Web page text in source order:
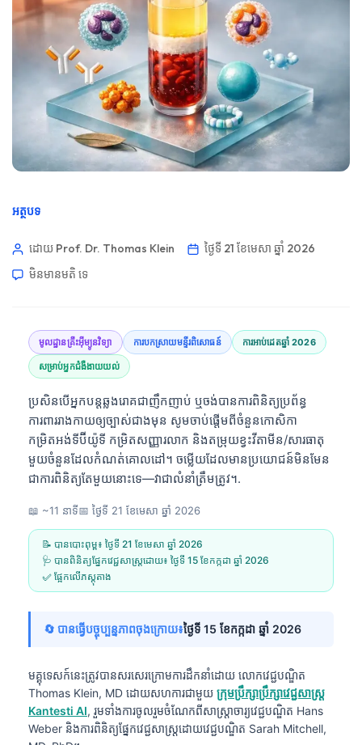
អត្ថបទ
ដោយ Prof. Dr. Thomas Klein
ថ្ងៃទី 21 ខែមេសា ឆ្នាំ 2026
មិនមាន​មតិ​ ទេ
មូលដ្ឋានគ្រឹះអ៊ីម្យូនវិទ្យា ការបកស្រាយមន្ទីរពិសោធន៍ ការអាប់ដេតឆ្នាំ 2026
សម្រាប់អ្នកជំងឺងាយយល់
ប្រសិនបើអ្នកបន្តឆ្លងរោគជាញឹកញាប់ ឬចង់បានការពិនិត្យប្រព័ន្ធ
ការពាររាងកាយឲ្យច្បាស់ជាងមុន សូមចាប់ផ្តើមពីចំនួនកោសិកា
កម្រិតអង់ទីប៊ីយ៉ូទី កម្រិតសញ្ញារលាក និងតម្រុយខ្វះវីតាមីន/សារធាតុ
មួយចំនួនដែលកំណត់គោលដៅ។ ចម្លើយដែលមានប្រយោជន៍មិនមែន
ជាការពិនិត្យតែមួយនោះទេ—វាជាលំនាំត្រឹមត្រូវ។.
📖 ~11 នាទី📅 ថ្ងៃទី 21 ខែមេសា ឆ្នាំ 2026
📝 បានបោះពុម្ព៖ ថ្ងៃទី 21 ខែមេសា ឆ្នាំ 2026
🩺 បានពិនិត្យផ្នែកវេជ្ជសាស្ត្រដោយ៖ ថ្ងៃទី 15 ខែកក្កដា ឆ្នាំ 2026
✅ ផ្អែកលើភស្តុតាង
🔄 បានធ្វើបច្ចុប្បន្នភាពចុងក្រោយ៖ថ្ងៃទី 15 ខែកក្កដា ឆ្នាំ 2026
មគ្គុទេសក៍នេះត្រូវបានសរសេរក្រោមការដឹកនាំដោយ លោកវេជ្ជបណ្ឌិត
Thomas Klein, MD ដោយសហការជាមួយ ក្រុមប្រឹក្សាប្រឹក្សាវេជ្ជសាស្ត្រ
Kantesti AI, រួមទាំងការចូលរួមចំណែកពីសាស្ត្រាចារ្យវេជ្ជបណ្ឌិត Hans
Weber និងការពិនិត្យផ្នែកវេជ្ជសាស្ត្រដោយវេជ្ជបណ្ឌិត Sarah Mitchell,